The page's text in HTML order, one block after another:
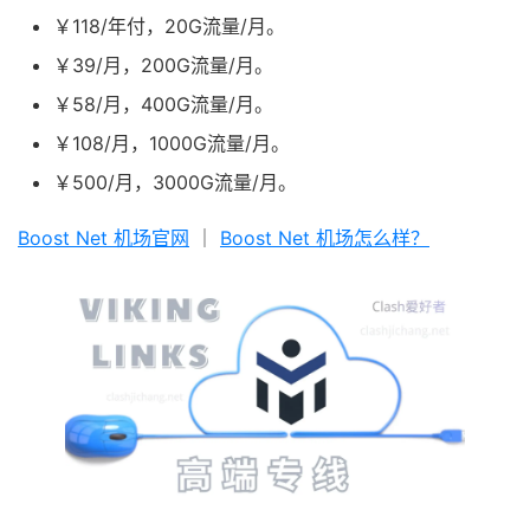
￥118/年付，20G流量/月。
￥39/月，200G流量/月。
￥58/月，400G流量/月。
￥108/月，1000G流量/月。
￥500/月，3000G流量/月。
Boost Net 机场官网 Boost Net 机场怎么样？